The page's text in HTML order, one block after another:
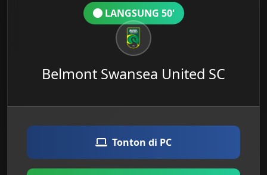
LANGSUNG 50'
Belmont Swansea United SC
Tonton di PC